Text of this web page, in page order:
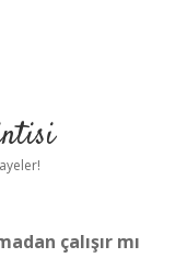
çalışır mı